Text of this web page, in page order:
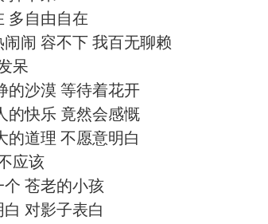
多自由自在
闹 容不下 我百无聊赖
呆
的沙漠 等待着花开
的快乐 竟然会感慨
的道理 不愿意明白
应该
苍老的小孩
对影子表白